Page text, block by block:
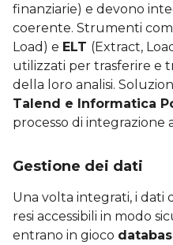
finanziarie) e devono
coerente. Strumenti
Load) e ELT (Extract,
utilizzati per trasferire e
della loro analisi.
Talend e Informatica
processo di integrazione
Gestione dei dati
Una volta integrati, i dati
resi accessibili in modo
entrano in gioco